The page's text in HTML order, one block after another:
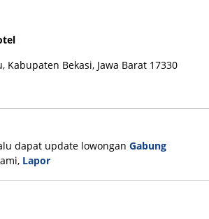
Kabupaten Bekasi, Jawa Barat 17330
dapat update lowongan Gabung
Lapor